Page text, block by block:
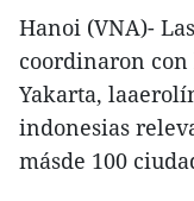
Hanoi (VNA)-
coordinaron con
Yakarta,
indonesias
másde 100